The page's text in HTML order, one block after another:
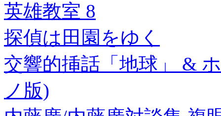
英雄教室 8
探偵は田園をゆく
交響的挿話「地球」 &
ノ版)